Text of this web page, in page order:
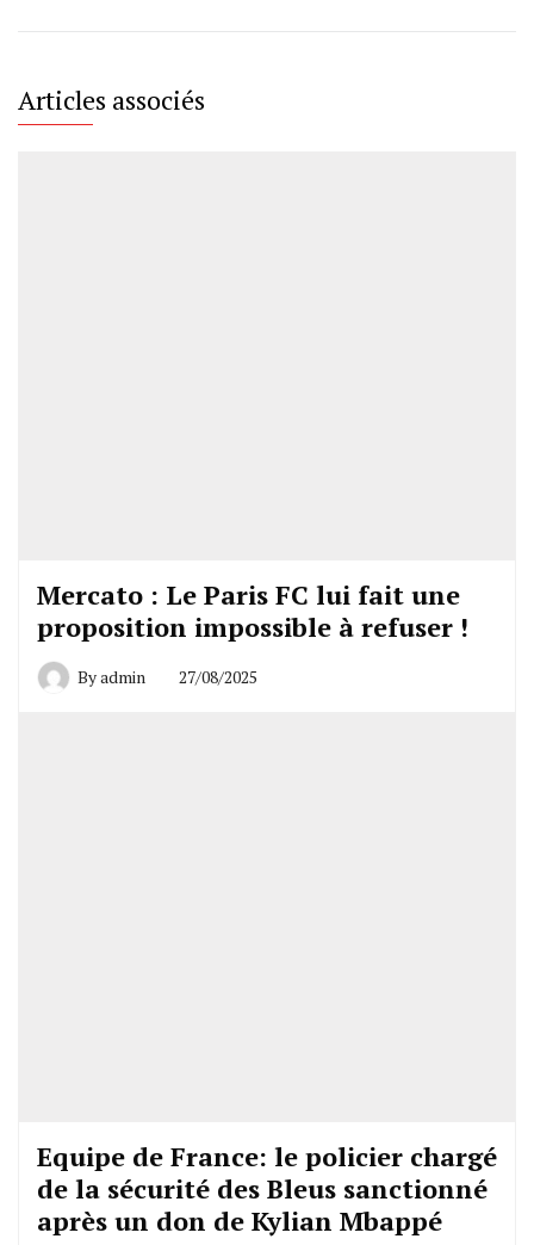
Articles associés
Mercato : Le Paris FC lui fait une
proposition impossible à refuser !
Byadmin 27/08/2025
Equipe de France: le policier chargé
de la sécurité des Bleus sanctionné
après un don de Kylian Mbappé